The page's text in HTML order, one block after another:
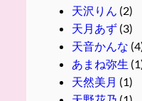
天沢りん (2)
天月あず(3)
天音かんな
あまね弥生
天然美月 (1)